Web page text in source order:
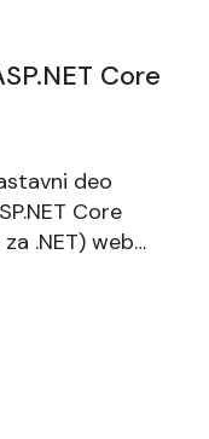
Core
deo
Core
.NET) web
elegantno da
bolje
lakše
ćemo istražiti
izuzecima u